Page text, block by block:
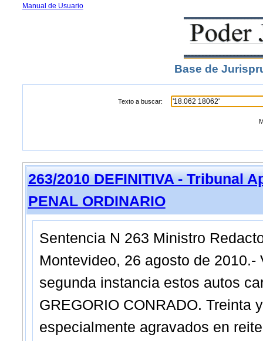
Manual de Usuario
Base de
Texto a buscar:
263/2010 DEFINITIVA - Tribunal
PENAL ORDINARIO
Sentencia N 263 Ministro
Montevideo, 26 agosto de
segunda instancia estos autos
GREGORIO CONRADO. Treinta
especialmente agravados en